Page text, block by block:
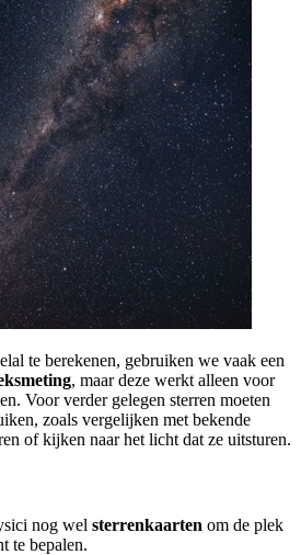
te berekenen, gebruiken we vaak een
, maar deze werkt alleen voor
Voor verder gelegen sterren moeten
zoals vergelijken met bekende
of kijken naar het licht dat ze uitsturen.
nog wel sterrenkaarten om de plek
te bepalen.